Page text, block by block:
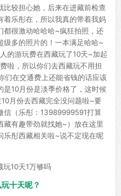
比较担心她，后来在进藏前检查
着乐彤在，所以我真的带着我妈
都很激动哈哈哈~疯狂拍照，还
级多的照片的！一本满足哈哈~
的游玩费在西藏玩了10天~加起
啦，所以你们去西藏玩不用担
们在交通费上还能省钱的话应该
10月份是淡季价格了，这时候
月份去西藏完全没问题啦~要
信（乐彤：13989999591打算
藏有趣带劲就找她~）放在这里
乐彤西藏相关啦~说不定现在呢
十天呢？